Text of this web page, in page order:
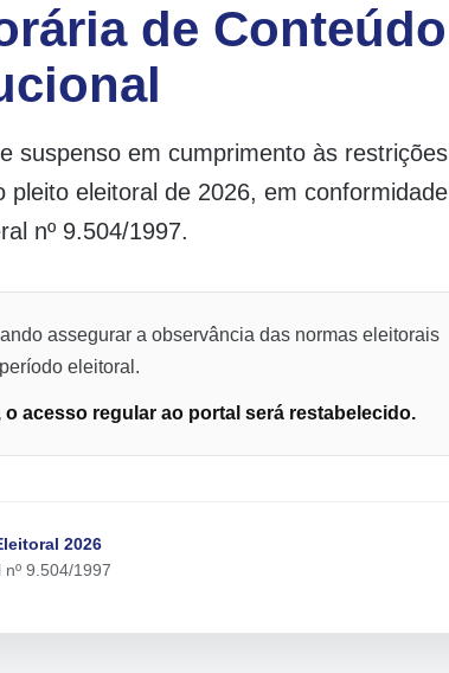
de Conteúdo
suspenso em cumprimento às restrições
eleitoral de 2026, em conformidade
nº 9.504/1997.
assegurar a observância das normas eleitorais
eleitoral.
acesso regular ao portal será restabelecido.
2026
9.504/1997